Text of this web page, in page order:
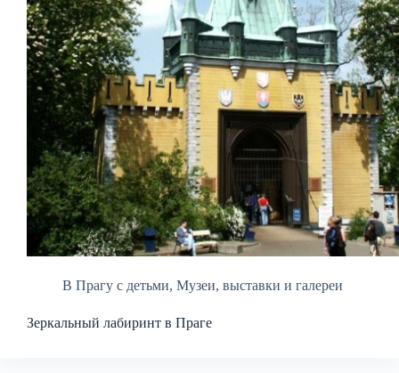
В Прагу с детьми, Музеи, выставки и галереи
Зеркальный лабиринт в Праге